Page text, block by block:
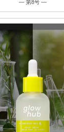
— 第8号 —